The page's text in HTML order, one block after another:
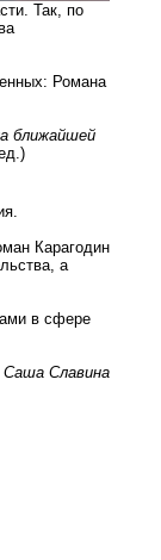
Так, по
Романа
ближайшей
Карагодин
а
в сфере
Саша Славина